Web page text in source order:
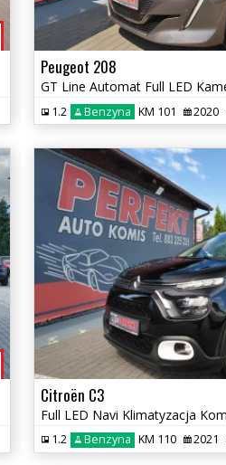
Peugeot 208
1.2 Benzyna KM 101 2020
Citroën C3
1.2 Benzyna KM 110 2021